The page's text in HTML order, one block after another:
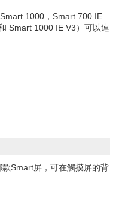
1000，Smart 700 IE
Smart 1000 IE V3）可以連
Smart屏，可在觸摸屏的背